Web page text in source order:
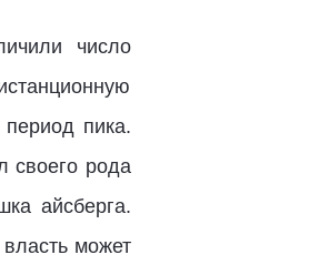
число
пика.
своего рода
айсберга.
может